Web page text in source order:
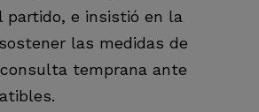
partido, e insistió en la
las medidas de
temprana ante